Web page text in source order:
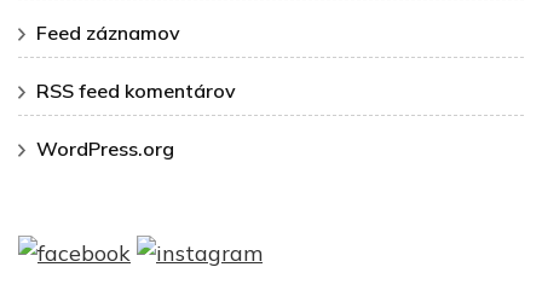
Feed záznamov
RSS feed komentárov
WordPress.org